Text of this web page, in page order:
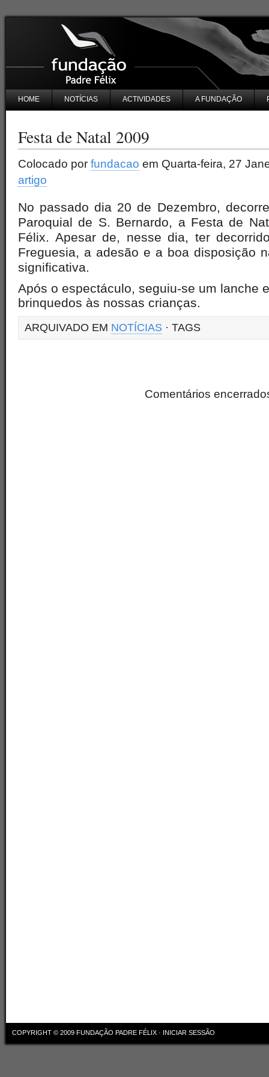
HOME NOTÍCIAS ACTIVIDADES A FUNDAÇÃO
Festa de Natal 2009
Colocado por fundacao em Quarta-feira, 27
artigo
No passado dia 20 de Dezembro,
Paroquial de S. Bernardo, a Festa de
Félix. Apesar de, nesse dia, ter
Freguesia, a adesão e a boa disposição
significativa.
Após o espectáculo, seguiu-se um lanche
brinquedos às nossas crianças.
ARQUIVADO EM NOTÍCIAS · TAGS
Comentários
COPYRIGHT © 2009 FUNDAÇÃO PADRE FÉLIX · INICIAR SESSÃO